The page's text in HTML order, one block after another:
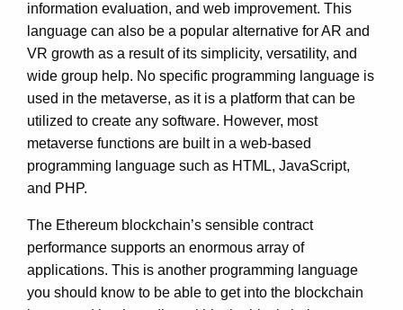
information evaluation, and web improvement. This
language can also be a popular alternative for AR and
VR growth as a result of its simplicity, versatility, and
wide group help. No specific programming language is
used in the metaverse, as it is a platform that can be
utilized to create any software. However, most
metaverse functions are built in a web-based
programming language such as HTML, JavaScript,
and PHP.
The Ethereum blockchain’s sensible contract
performance supports an enormous array of
applications. This is another programming language
you should know to be able to get into the blockchain